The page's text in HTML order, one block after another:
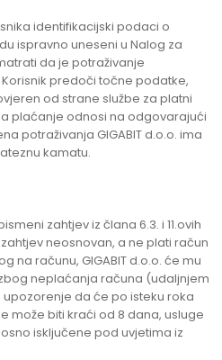
identifikacijski podaci o
ispravno uneseni u Nalog za
da je potraživanje
predoči točne podatke,
od strane službe za platni
plaćanje odnosi na odgovarajući
potraživanja GIGABIT d.o.o. ima
kamatu.
zahtjev iz člana 6.3. i 11.ovih
neosnovan, a ne plati račun
na računu, GIGABIT d.o.o. će mu
neplaćanja računa (udaljnjem
da će po isteku roka
može biti kraći od 8 dana, usluge
isključene pod uvjetima iz